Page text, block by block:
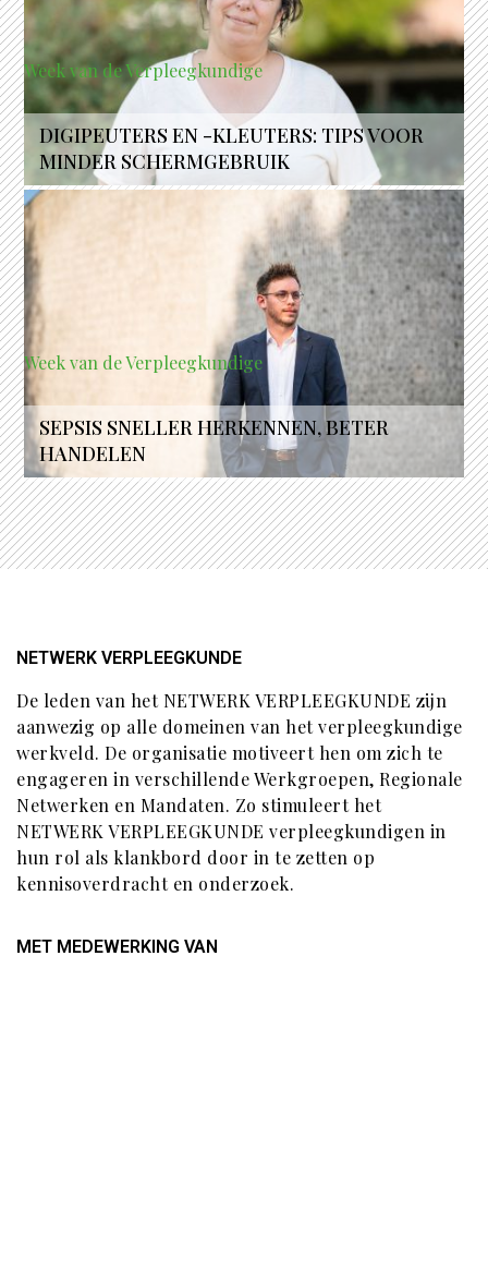
Week van de Verpleegkundige
DIGIPEUTERS EN -KLEUTERS: TIPS VOOR
MINDER SCHERMGEBRUIK
Week van de Verpleegkundige
SEPSIS SNELLER HERKENNEN, BETER
HANDELEN
NETWERK VERPLEEGKUNDE
De leden van het NETWERK VERPLEEGKUNDE zijn
aanwezig op alle domeinen van het verpleegkundige
werkveld. De organisatie motiveert hen om zich te
engageren in verschillende Werkgroepen, Regionale
Netwerken en Mandaten. Zo stimuleert het
NETWERK VERPLEEGKUNDE verpleegkundigen in
hun rol als klankbord door in te zetten op
kennisoverdracht en onderzoek.
MET MEDEWERKING VAN